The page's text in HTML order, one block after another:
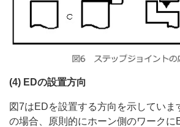
(4) EDの設置方向
図7はEDを設置する方向を示していま
の場合、原則的にホーン側のワークに